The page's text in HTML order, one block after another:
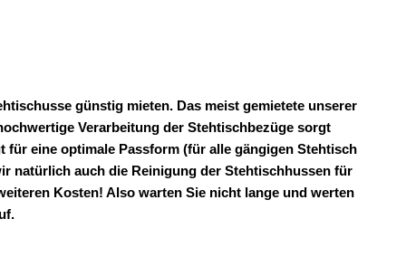
günstig mieten. Das meist gemietete unserer
Verarbeitung der Stehtischbezüge sorgt
eine optimale Passform (für alle gängigen Stehtisch
natürlich auch die Reinigung der Stehtischhussen für
Kosten! Also warten Sie nicht lange und werten